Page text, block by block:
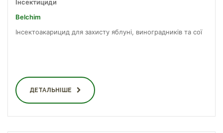
Інсектициди
Belchim
Інсектоакарицид для захисту яблуні, виноградників та сої
ДЕТАЛЬНІШЕ